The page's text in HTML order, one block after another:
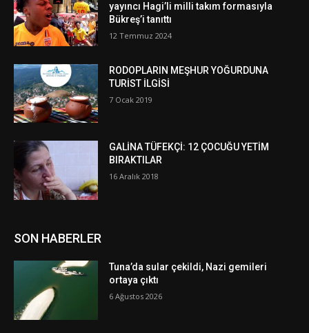
yayıncı Hagi’li milli takım formasıyla
Bükreş’i tanıttı
12 Temmuz 2024
RODOPLARIN MEŞHUR YOĞURDUNA
TURİST İLGİSİ
7 Ocak 2019
GALİNA TÜFEKÇİ: 12 ÇOCUĞU YETİM
BIRAKTILAR
16 Aralık 2018
SON HABERLER
Tuna’da sular çekildi, Nazi gemileri
ortaya çıktı
6 Ağustos 2026